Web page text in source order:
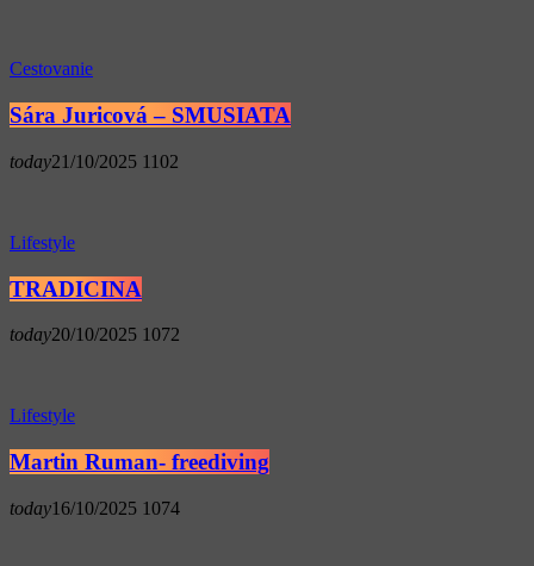
Cestovanie
Sára Juricová – SMUSIATA
today21/10/2025 1102
Lifestyle
TRADICINA
today20/10/2025 1072
Lifestyle
Martin Ruman- freediving
today16/10/2025 1074